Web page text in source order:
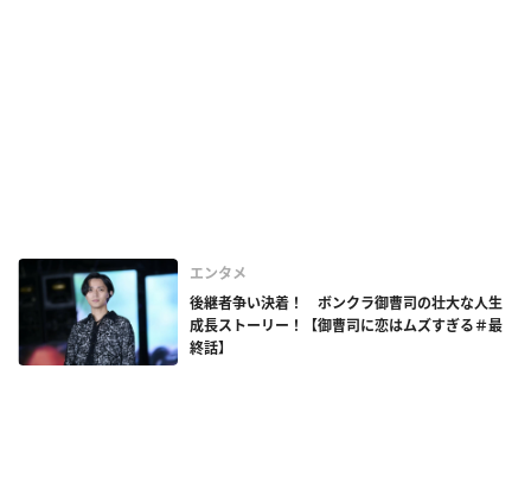
エンタメ
後継者争い決着！ ボンクラ御曹司の壮大な人生
成長ストーリー！【御曹司に恋はムズすぎる＃最
終話】